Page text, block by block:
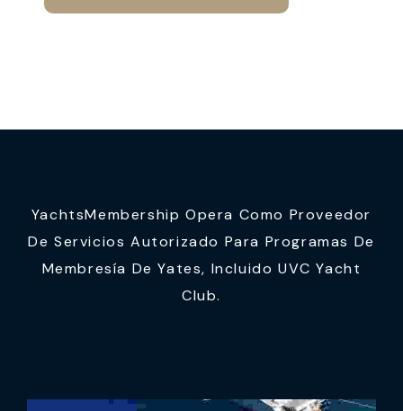
YachtsMembership Opera Como Proveedor
De Servicios Autorizado Para Programas De
Membresía De Yates, Incluido UVC Yacht
Club.